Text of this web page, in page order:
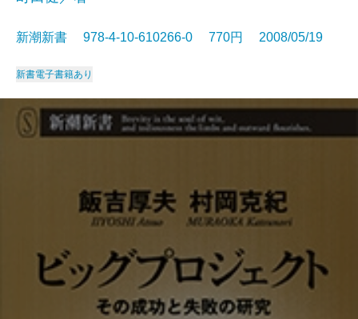
新潮新書 978-4-10-610266-0 770円 2008/05/19
新書電子書籍あり